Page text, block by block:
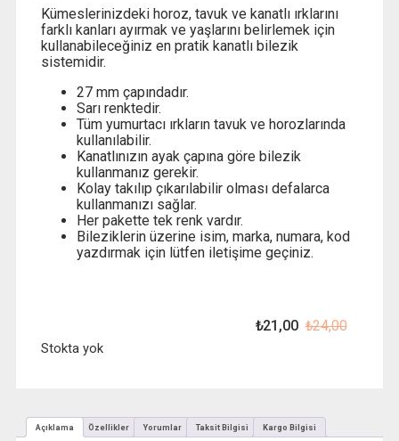
Kümeslerinizdeki horoz, tavuk ve kanatlı ırklarını
farklı kanları ayırmak ve yaşlarını belirlemek için
kullanabileceğiniz en pratik kanatlı bilezik
sistemidir.
27 mm çapındadır.
Sarı renktedir.
Tüm yumurtacı ırkların tavuk ve horozlarında
kullanılabilir.
Kanatlınızın ayak çapına göre bilezik
kullanmanız gerekir.
Kolay takılıp çıkarılabilir olması defalarca
kullanmanızı sağlar.
Her pakette tek renk vardır.
Bileziklerin üzerine isim, marka, numara, kod
yazdırmak için lütfen iletişime geçiniz.
₺24,00
₺21,00
Stokta yok
Açıklama Özellikler Yorumlar Taksit Bilgisi Kargo Bilgisi